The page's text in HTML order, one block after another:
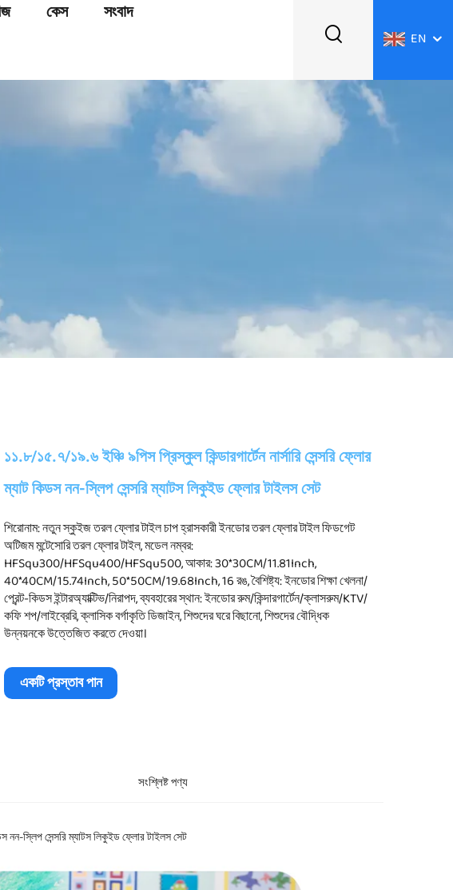
কেস সংবাদ
EN
১১.৮/১৫.৭/১৯.৬ ইঞ্চি ৯পিস প্রিস্কুল কিন্ডারগার্টেন নার্সারি সেন্সরি ফ্লোর
ম্যাট কিডস নন-স্লিপ সেন্সরি ম্যাটস লিকুইড ফ্লোর টাইলস সেট
শিরোনাম: নতুন স্কুইজ তরল ফ্লোর টাইল চাপ হ্রাসকারী ইনডোর তরল ফ্লোর টাইল ফিডগেট
অটিজম মন্টেসোরি তরল ফ্লোর টাইল, মডেল নম্বর:
HFSqu300/HFSqu400/HFSqu500, আকার: 30*30CM/11.81Inch,
40*40CM/15.74Inch, 50*50CM/19.68Inch, 16 রঙ, বৈশিষ্ট্য: ইনডোর শিক্ষা খেলনা/
প্রেন্ট-কিডস ইন্টারঅ্যাক্টিভ/নিরাপদ, ব্যবহারের স্থান: ইনডোর রুম/কিন্দারগার্টেন/ক্লাসরুম/KTV/
কফি শপ/লাইব্রেরি, ক্লাসিক বর্গাকৃতি ডিজাইন, শিশুদের ঘরে বিছানো, শিশুদের বৌদ্ধিক
উন্নয়নকে উত্তেজিত করতে দেওয়া।
একটি প্রস্তাব পান
সংশ্লিষ্ট পণ্য
নন-স্লিপ সেন্সরি ম্যাটস লিকুইড ফ্লোর টাইলস সেট